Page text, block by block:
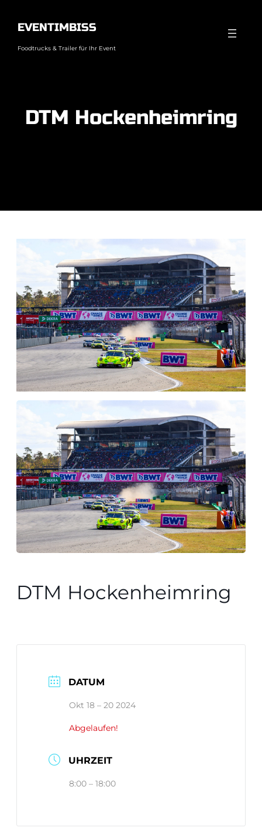
wechseln
EVENTIMBISS
Foodtrucks & Trailer für Ihr Event
DTM Hockenheimring
DTM Hockenheimring
DATUM
Okt 18 – 20 2024
Abgelaufen!
UHRZEIT
8:00 – 18:00